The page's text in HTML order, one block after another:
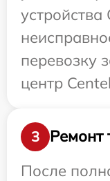
перевозку
центр
3
Ремонт
После